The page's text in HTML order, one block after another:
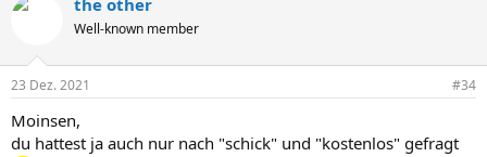
k
e
:
the other
Well-known member
23 Dez. 2021 #34
Moinsen,
du hattest ja auch nur nach "schick" und "kostenlos" gefragt